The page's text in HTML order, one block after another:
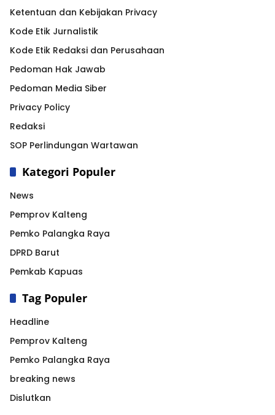
Ketentuan dan Kebijakan Privacy
Kode Etik Jurnalistik
Kode Etik Redaksi dan Perusahaan
Pedoman Hak Jawab
Pedoman Media Siber
Privacy Policy
Redaksi
SOP Perlindungan Wartawan
Kategori Populer
News
Pemprov Kalteng
Pemko Palangka Raya
DPRD Barut
Pemkab Kapuas
Tag Populer
Headline
Pemprov Kalteng
Pemko Palangka Raya
breaking news
Dislutkan